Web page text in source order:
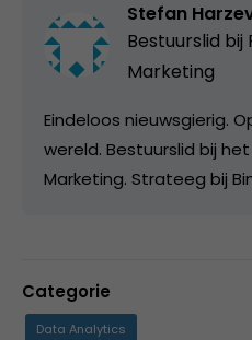
Stefan
Bestuurslid bij
Marketing
Eindeloos nieuwsgierig.
wereld. Bestuurslid bij
Marketing. Strateeg bij
Categorie
Data Analytics